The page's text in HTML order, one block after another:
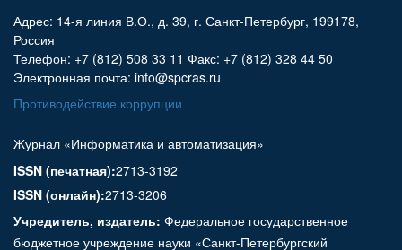
Адрес: 14-я линия В.О., д. 39, г. Санкт-Петербург, 199178,
Россия
Телефон: +7 (812) 508 33 11 Факс: +7 (812) 328 44 50
Электронная почта: info@spcras.ru
Противодействие коррупции
Журнал «Информатика и автоматизация»
ISSN (печатная):2713-3192
ISSN (онлайн):2713-3206
Учредитель, издатель: Федеральное государственное
бюджетное учреждение науки «Санкт-Петербургский